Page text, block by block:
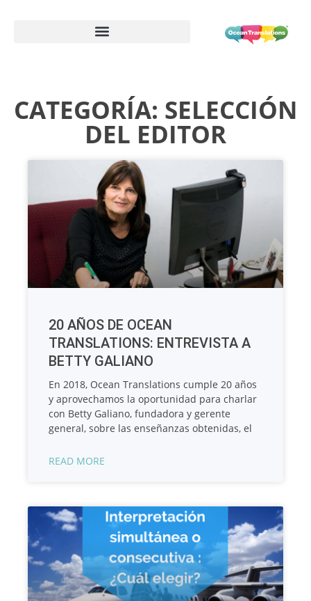
CATEGORÍA: SELECCIÓN
DEL EDITOR
20 AÑOS DE OCEAN
TRANSLATIONS: ENTREVISTA A
BETTY GALIANO
En 2018, Ocean Translations cumple 20 años
y aprovechamos la oportunidad para charlar
con Betty Galiano, fundadora y gerente
general, sobre las enseñanzas obtenidas, el
READ MORE